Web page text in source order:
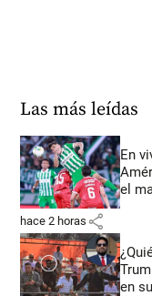
Las más leídas
En
el
hace 2 horas share
en